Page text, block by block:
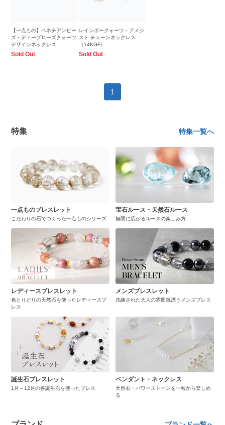
【一点もの】ベネチアンビー
ズ・ディープローズクォーツ
デザインネックレス
Sold Out
レインボークォーツ・アメジ
スト チェーンネックレス
（14KGF）
Sold Out
1
特集 特集一覧へ
一点ものブレスレット
こだわりの石でつくった一点ものシリーズ
宝石ルース・天然石ルース
無限に広がるルースの楽しみ方
レディースブレスレット
色とりどりの天然石を使ったレディースブ
レス
メンズブレスレット
洗練された大人の雰囲気漂うメンズブレス
誕生石ブレスレット
1月～12月の各誕生石を使ったブレス
ペンダント・ネックレス
天然石・パワーストーンを一粒から楽しめ
る